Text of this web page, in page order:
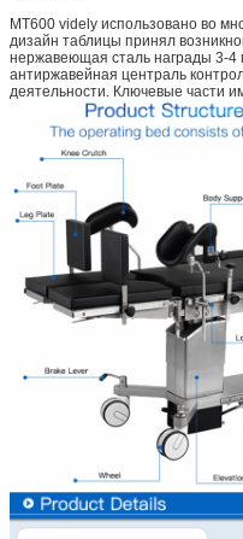
MT600 videly использовано во
дизайн таблицы принял
нержавеющая сталь награды 3-4
антиржавейная централь
деятельности. Ключевые части